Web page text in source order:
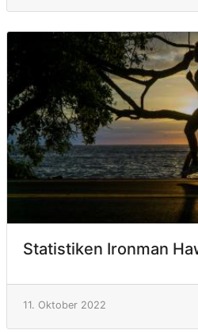
Statistiken Ironman
11. Oktober 2022